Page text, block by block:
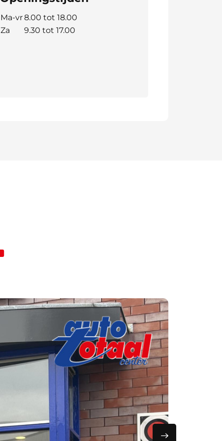
Ma-vr8.00 tot 18.00
Za
9.30 tot 17.00